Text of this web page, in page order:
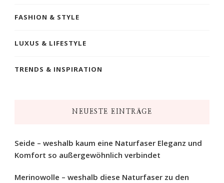
FASHION & STYLE
LUXUS & LIFESTYLE
TRENDS & INSPIRATION
NEUESTE EINTRÄGE
Seide – weshalb kaum eine Naturfaser Eleganz und
Komfort so außergewöhnlich verbindet
Merinowolle – weshalb diese Naturfaser zu den